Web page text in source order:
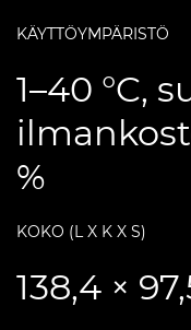
KÄYTTÖYMPÄRISTÖ
1–40 °C,
%
KOKO (L X K X S)
138,4 ×